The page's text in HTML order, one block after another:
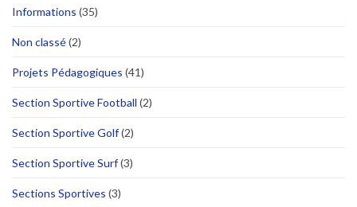
Informations (35)
Non classé(2)
Projets Pédagogiques (41)
Section Sportive Football (2)
Section Sportive Golf(2)
Section Sportive Surf(3)
Sections Sportives (3)